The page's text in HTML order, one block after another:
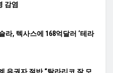
감염
라, 텍사스에 168억달러 ‘테라